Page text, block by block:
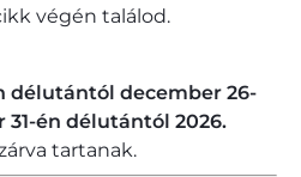
végén találod.
délutántól december 26-
31-én délutántól 2026.
tartanak.